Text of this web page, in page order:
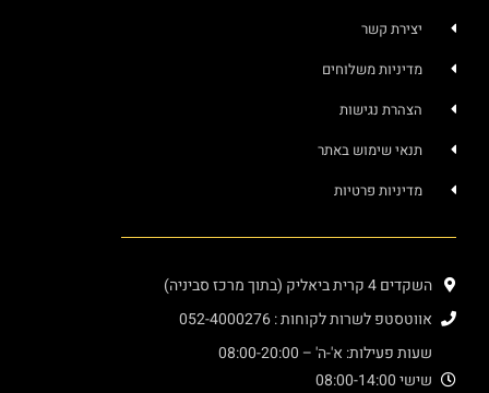
יצירת קשר
מדיניות משלוחים
הצהרת נגישות
תנאי שימוש באתר
מדיניות פרטיות
השקדים 4 קרית ביאליק (בתוך מרכז סביניה)
אווטסטפ לשרות לקוחות : 052-4000276
שעות פעילות: א'-ה' – 08:00-20:00
שישי 08:00-14:00